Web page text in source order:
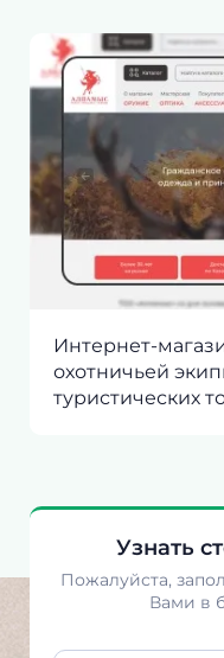
Интернет-
охотничьей
туристических
Узнать
Пожалуйста,
Вами в